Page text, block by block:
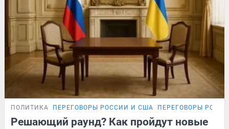
ПОЛИТИКА ПЕРЕГОВОРЫ РОССИИ И США ПЕРЕГОВОРЫ
Решающий раунд? Как пройдут новые